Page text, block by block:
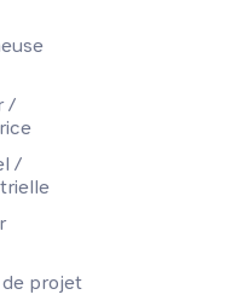
/
/
projet